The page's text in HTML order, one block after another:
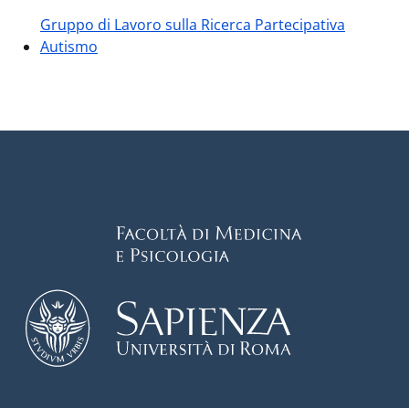
Gruppo di Lavoro sulla Ricerca Partecipativa
Autismo